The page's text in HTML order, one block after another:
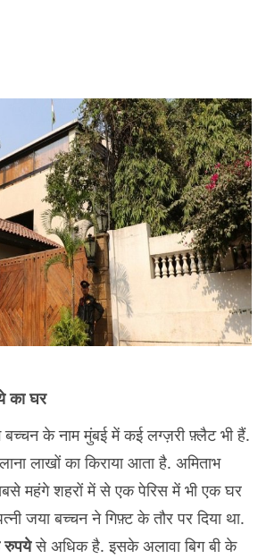
का घर
के नाम मुंबई में कई लग्ज़री फ़्लैट भी हैं.
लाखों का किराया आता है. अमिताभ
महंगे शहरों में से एक पेरिस में भी एक घर
जया बच्चन ने गिफ़्ट के तौर पर दिया था.
रुपयेसे अधिक है. इसके अलावा बिग बी के